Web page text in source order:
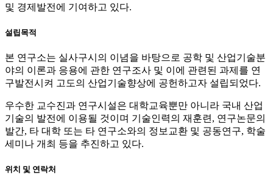
및 경제발전에 기여하고 있다.
설립목적
본 연구소는 실사구시의 이념을 바탕으로 공학 및 산업기술분
야의 이론과 응용에 관한 연구조사 및 이에 관련된 과제를 연
구발전시켜 고도의 산업기술향상에 공헌하고자 설립되었다.
우수한 교수진과 연구시설은 대학교육뿐만 아니라 국내 산업
기술의 발전에 이용될 것이며 기술인력의 재훈련, 연구논문의
발간, 타 대학 또는 타 연구소와의 정보교환 및 공동연구, 학술
세미나 개최 등을 추진하고 있다.
위치 및 연락처